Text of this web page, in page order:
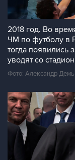
2018 год. Во
ЧМ по футболу в
тогда появились
уводят со
Фото: Александр